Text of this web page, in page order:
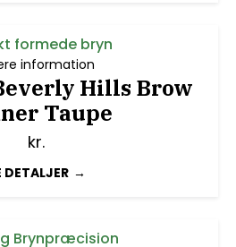
formede bryn
Hills Brow
Taupe
kr.
DETALJER
information
Brynpræcision